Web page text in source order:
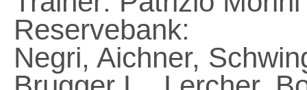
Reservebank:
Negri, Aichner,